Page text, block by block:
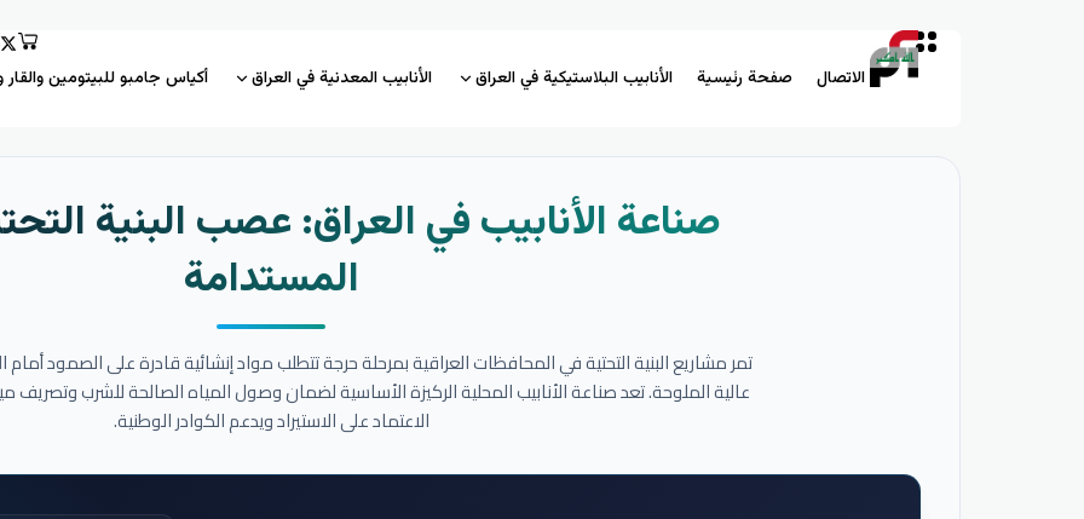
الاتصال صفحة رئيسية الأنابيب البلاستيكية في العراق الأنابيب المعدنية في العراق أكياس جامبو للبيتومين والقار
صناعة الأنابيب في العراق: عصب البنية
المستدامة
تمر مشاريع البنية التحتية في المحافظات العراقية بمرحلة حرجة تتطلب مواد إنشائية قادرة على الصمود أمام
عالية الملوحة. تعد صناعة الأنابيب المحلية الركيزة الأساسية لضمان وصول المياه الصالحة للشرب وتصريف
الاعتماد على الاستيراد ويدعم الكوادر الوطنية.